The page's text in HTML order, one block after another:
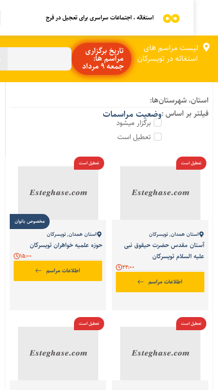
استغاثه ، اجتماعات سراسری برای تعجیل در فرج
لیست مراسم های
استغاثه در تویسرکان
تاریخ برگزاری
مراسم ها:
جمعه 9 مرداد
شهرستان‌ها:
بر اساس :وضعیت مراسمات
برگزار میشود
تعطیل است
تعطیل است
استان همدان,تویسرکان
آستان مقدس حضرت حیقوق نبی
علیه السلام تویسرکان
اطلاعات مراسم
تعطیل است
استان همدان,تویسرکان
حوزه علمیه خواهران تویسرکان
اطلاعات مراسم
مخصوص بانوان
تعطیل است تعطیل است